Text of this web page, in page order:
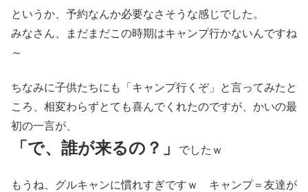
というか、予約なんか必要なさそうな感じでした。
みなさん、まだまだこの時期はキャンプ行かないんですね
～
ちなみに子供たちにも「キャンプ行くぞ」と言ってみたと
ころ、相変わらずとても喜んでくれたのですが、かいの最
初の一言が、
「で、誰が来るの？」 でしたｗ
もうね、グルキャンに慣れすぎですｗ キャンプ＝友達が